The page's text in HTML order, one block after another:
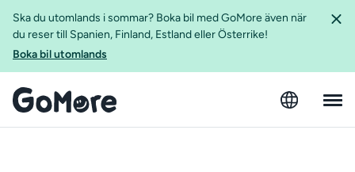
Ska du utomlands i sommar? Boka bil med GoMore även när
du reser till Spanien, Finland, Estland eller Österrike!
Boka bil utomlands